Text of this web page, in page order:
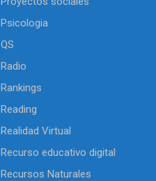
Psicologia
QS
Radio
Rankings
Reading
Realidad Virtual
Recurso educativo digital
Recursos Naturales